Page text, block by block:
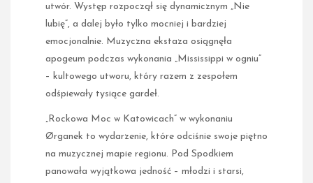
utwór. Występ rozpoczął się dynamicznym „Nie
lubię”, a dalej było tylko mocniej i bardziej
emocjonalnie. Muzyczna ekstaza osiągnęła
apogeum podczas wykonania „Mississippi w ogniu”
– kultowego utworu, który razem z zespołem
odśpiewały tysiące gardeł.
„Rockowa Moc w Katowicach” w wykonaniu
Ørganek to wydarzenie, które odciśnie swoje piętno
na muzycznej mapie regionu. Pod Spodkiem
panowała wyjątkowa jedność – młodzi i starsi,